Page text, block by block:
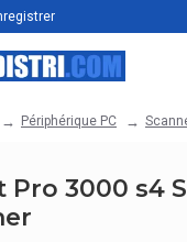
Périphérique PC
Pro 3000 s4